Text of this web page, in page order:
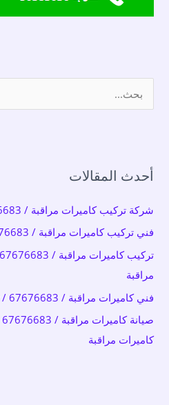
ث
ن
:
أحدث المقالات
شركة تركيب كاميرات مراقبة / 67676683 / تركيب كاميرات ايمو
فني تركيب كاميرات مراقبة / 67676683 / صيانة كاميرات
مراقبة
فني كاميرات مراقبة / 67676683 / تركيب كاميرات مراقبة
كاميرات مراقبة